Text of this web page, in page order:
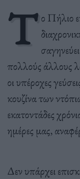
Τ ο Πήλιο
πολλούς άλλους
οι υπέροχες
κουζίνα των
εκατοντάδες
ημέρες μας,
Δεν υπάρχει